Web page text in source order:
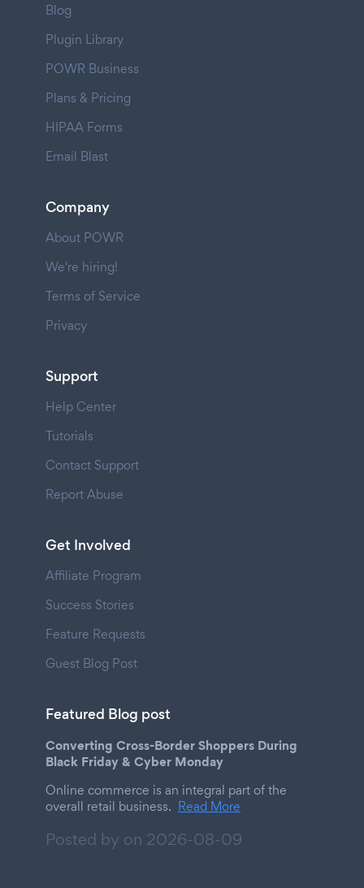
Blog
Plugin Library
POWR Business
Plans & Pricing
HIPAA Forms
Email Blast
Company
About POWR
We're hiring!
Terms of Service
Privacy
Support
Help Center
Tutorials
Contact Support
Report Abuse
Get Involved
Affiliate Program
Success Stories
Feature Requests
Guest Blog Post
Featured Blog post
Converting Cross-Border Shoppers During
Black Friday & Cyber Monday
Online commerce is an integral part of the
overall retail business. Read More
Posted by on 2026-08-09